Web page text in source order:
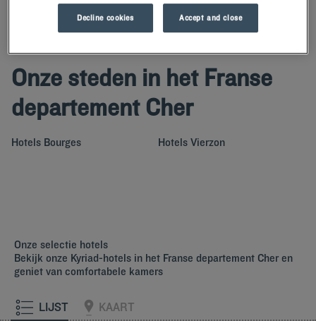
Onze steden in het Franse
departement Cher
Hotels Bourges Hotels Vierzon
Onze selectie hotels
Bekijk onze Kyriad-hotels in het Franse departement Cher en
geniet van comfortabele kamers
LIJST KAART
Decline cookies Accept and close